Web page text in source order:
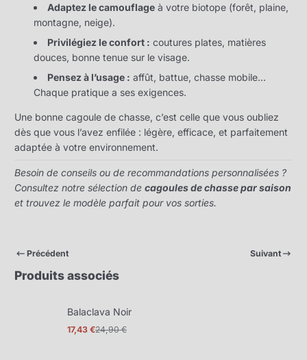
Adaptez le camouflage à votre biotope (forêt, plaine,
montagne, neige).
Privilégiez le confort : coutures plates, matières
douces, bonne tenue sur le visage.
Pensez à l’usage : affût, battue, chasse mobile…
Chaque pratique a ses exigences.
Une bonne cagoule de chasse, c’est celle que vous oubliez
dès que vous l’avez enfilée : légère, efficace, et parfaitement
adaptée à votre environnement.
Besoin de conseils ou de recommandations personnalisées ?
Consultez notre sélection de cagoules de chasse par saison
et trouvez le modèle parfait pour vos sorties.
Précédent Suivant
Produits associés
Balaclava Noir
Prix
17,43 €
Prix
24,90 €